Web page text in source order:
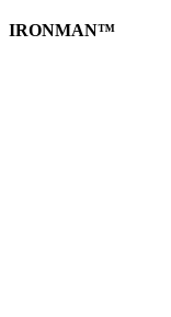
IRONMAN™